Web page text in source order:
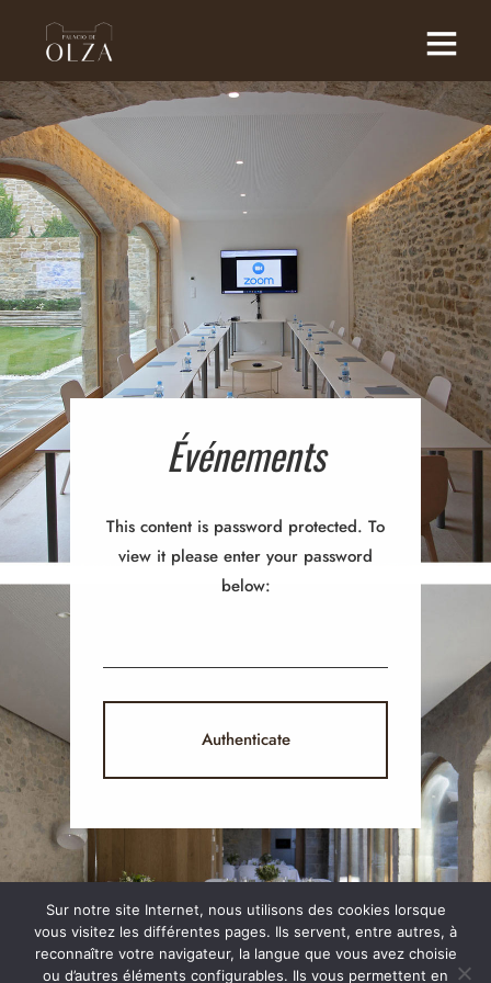
Événements
This content is password protected. To
view it please enter your password
below:
Sur notre site Internet, nous utilisons des cookies lorsque
vous visitez les différentes pages. Ils servent, entre autres, à
reconnaître votre navigateur, la langue que vous avez choisie
ou d’autres éléments configurables. Ils vous permettent en